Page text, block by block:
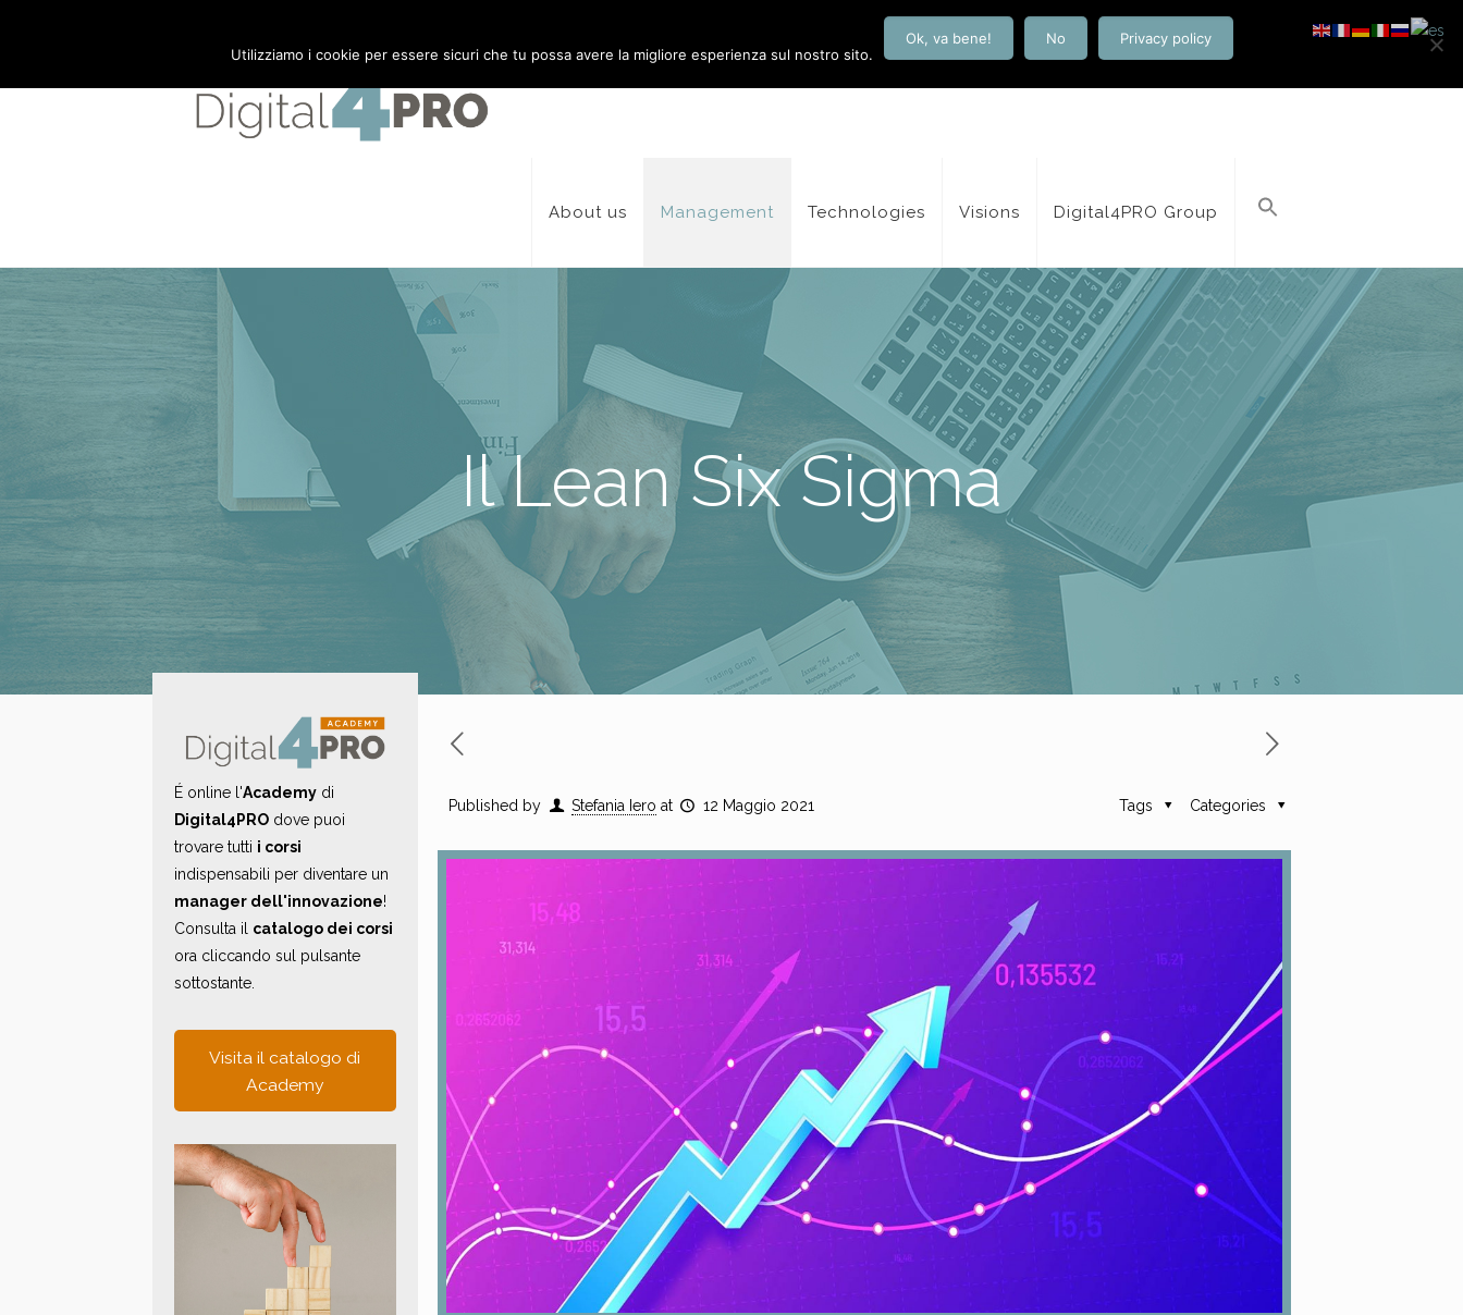
About us Management Technologies Visions Digital4PRO Group
Il Lean Six Sigma
Published by Stefania Iero at 12 Maggio 2021 Categories
Tags
É online l'Academydi
Digital4PROdove puoi
trovare tutti i corsi
indispensabili per diventare un
manager dell'innovazione!
Consulta il catalogo dei corsi
ora cliccando sul pulsante
sottostante.
Visita il catalogo di
Academy
Utilizziamo i cookie per essere sicuri che tu possa avere la migliore esperienza sul nostro sito.
Ok, va bene! No Privacy policy